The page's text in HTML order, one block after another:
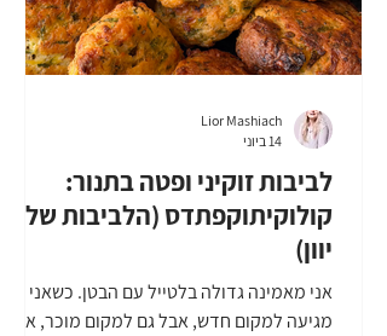
לביבות זוקיני ופטה בתנור:
קולוקיתוקפתדס (הלביבות של
יוון)
אני מאמינה גדולה בלטייל עם הבטן. כשאני
מגיעה למקום חדש, אבל גם למקום מוכר, אני
Lior Mashiach
14 ביוני